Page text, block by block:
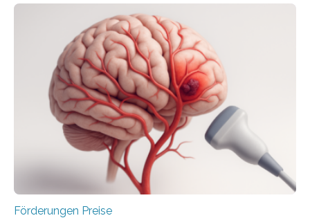
Woche vom Haushaltsausschuss freigegeben – unter
anderem zur Unterstützung der
Industrieforschungsprogramme Industrielle
Gemeinschaftsforschung (IGF), Zentrales
Innovationsprogramm Mittelstand (ZIM) und
Innovationskompetenz INNO-KOM. Auf dem
Innovationstag Mittelstand 2025 am 5. Juni 2025 in
Berlin überbrachte das Bundesministerium für
Wirtschaft und Energie eine gute Nachricht:
Überplanmäßige Verpflichtungsermächtigungen in
Förderungen Preise